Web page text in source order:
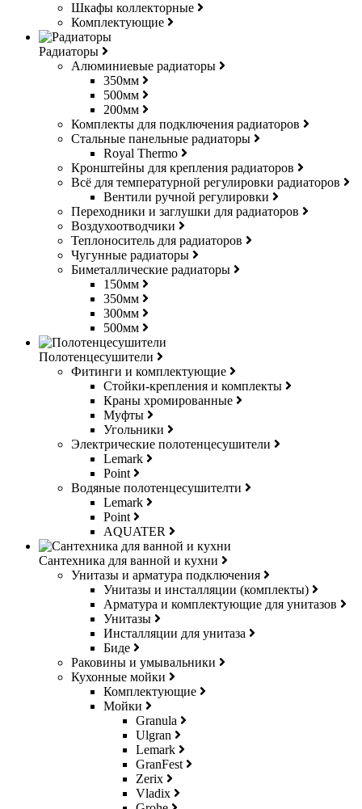
Шкафы коллекторные
Комплектующие
Радиаторы
Алюминиевые радиаторы
350мм
500мм
200мм
Комплекты для подключения радиаторов
Стальные панельные радиаторы
Royal Thermo
Кронштейны для крепления радиаторов
Всё для температурной регулировки радиаторов
Вентили ручной регулировки
Переходники и заглушки для радиаторов
Воздухоотводчики
Теплоноситель для радиаторов
Чугунные радиаторы
Биметаллические радиаторы
150мм
350мм
300мм
500мм
Полотенцесушители
Фитинги и комплектующие
Стойки-крепления и комплекты
Краны хромированные
Муфты
Угольники
Электрические полотенцесушители
Lemark
Point
Водяные полотенцесушителти
Lemark
Point
AQUATER
Сантехника для ванной и кухни
Унитазы и арматура подключения
Унитазы и инсталляции (комплекты)
Арматура и комплектующие для унитазов
Унитазы
Инсталляции для унитаза
Биде
Раковины и умывальники
Кухонные мойки
Комплектующие
Мойки
Granula
Ulgran
Lemark
GranFest
Zerix
Vladix